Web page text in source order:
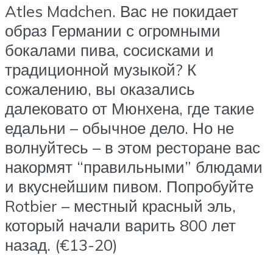
Atles Madchen. Вас не покидает
образ Германии с огромными
бокалами пива, сосисками и
традиционной музыкой? К
сожалению, вы оказались
далековато от Мюнхена, где такие
едальни – обычное дело. Но не
волнуйтесь – в этом ресторане вас
накормят “правильными” блюдами
и вкуснейшим пивом. Попробуйте
Rotbier – местный красный эль,
который начали варить 800 лет
назад. (€13-20)